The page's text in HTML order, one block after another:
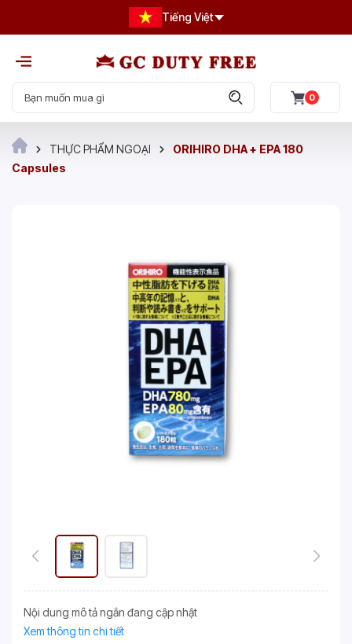
Tiếng Việt
0
THỰC PHẨM NGOẠI
ORIHIRO DHA + EPA 180
Capsules
Nội dung mô tả ngắn đang cập nhật
Xem thông tin chi tiết